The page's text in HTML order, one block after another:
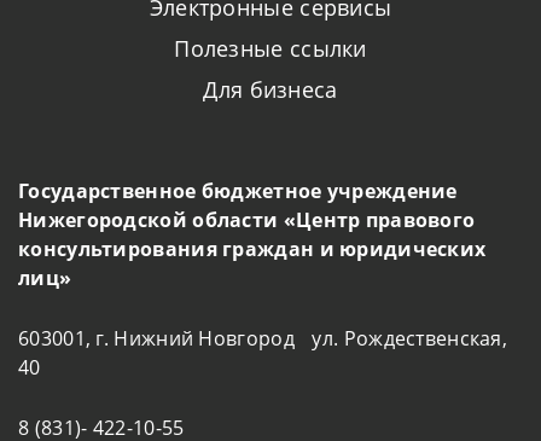
Электронные сервисы
Полезные ссылки
Для бизнеса
Государственное бюджетное учреждение
Нижегородской области «Центр правового
консультирования граждан и юридических
лиц»
603001, г. Нижний Новгород ул. Рождественская,
40
8 (831)- 422-10-55